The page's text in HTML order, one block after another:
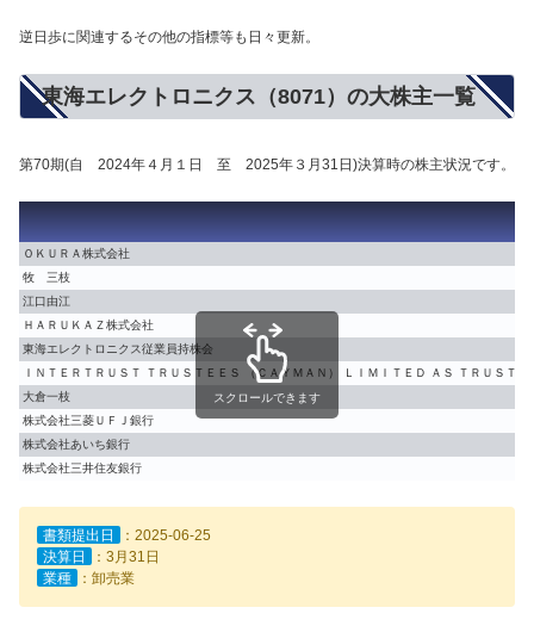
逆日歩に関連するその他の指標等も日々更新。
東海エレクトロニクス（8071）の大株主一覧
第70期(自 2024年４月１日 至 2025年３月31日)決算時の株主状況です。
ＯＫＵＲＡ株式会社
牧 三枝
江口由江
ＨＡＲＵＫＡＺ株式会社
東海エレクトロニクス従業員持株会
ＩＮＴＥＲＴＲＵＳＴ ＴＲＵＳＴＥＥＳ （ＣＡＹＭＡＮ） ＬＩＭＩＴＥＤ ＡＳ ＴＲＵＳＴ
大倉一枝
株式会社三菱ＵＦＪ銀行
株式会社あいち銀行
株式会社三井住友銀行
スクロールできます
書類提出日
：2025-06-25
決算日
：3月31日
業種
：卸売業